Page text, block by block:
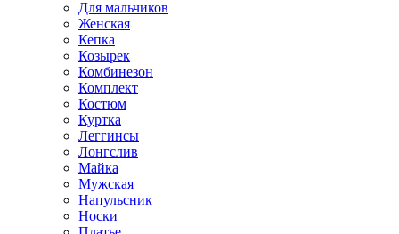
Для мальчиков
Женская
Кепка
Козырек
Комбинезон
Комплект
Костюм
Куртка
Леггинсы
Лонгслив
Майка
Мужская
Напульсник
Носки